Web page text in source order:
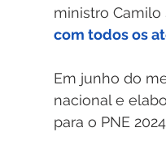
ministro Camilo
com todos os
Em junho do
nacional e
para o PNE